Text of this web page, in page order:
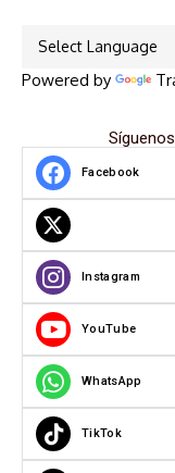
Powered by
Facebook
Instagram
YouTube
WhatsApp
TikTok